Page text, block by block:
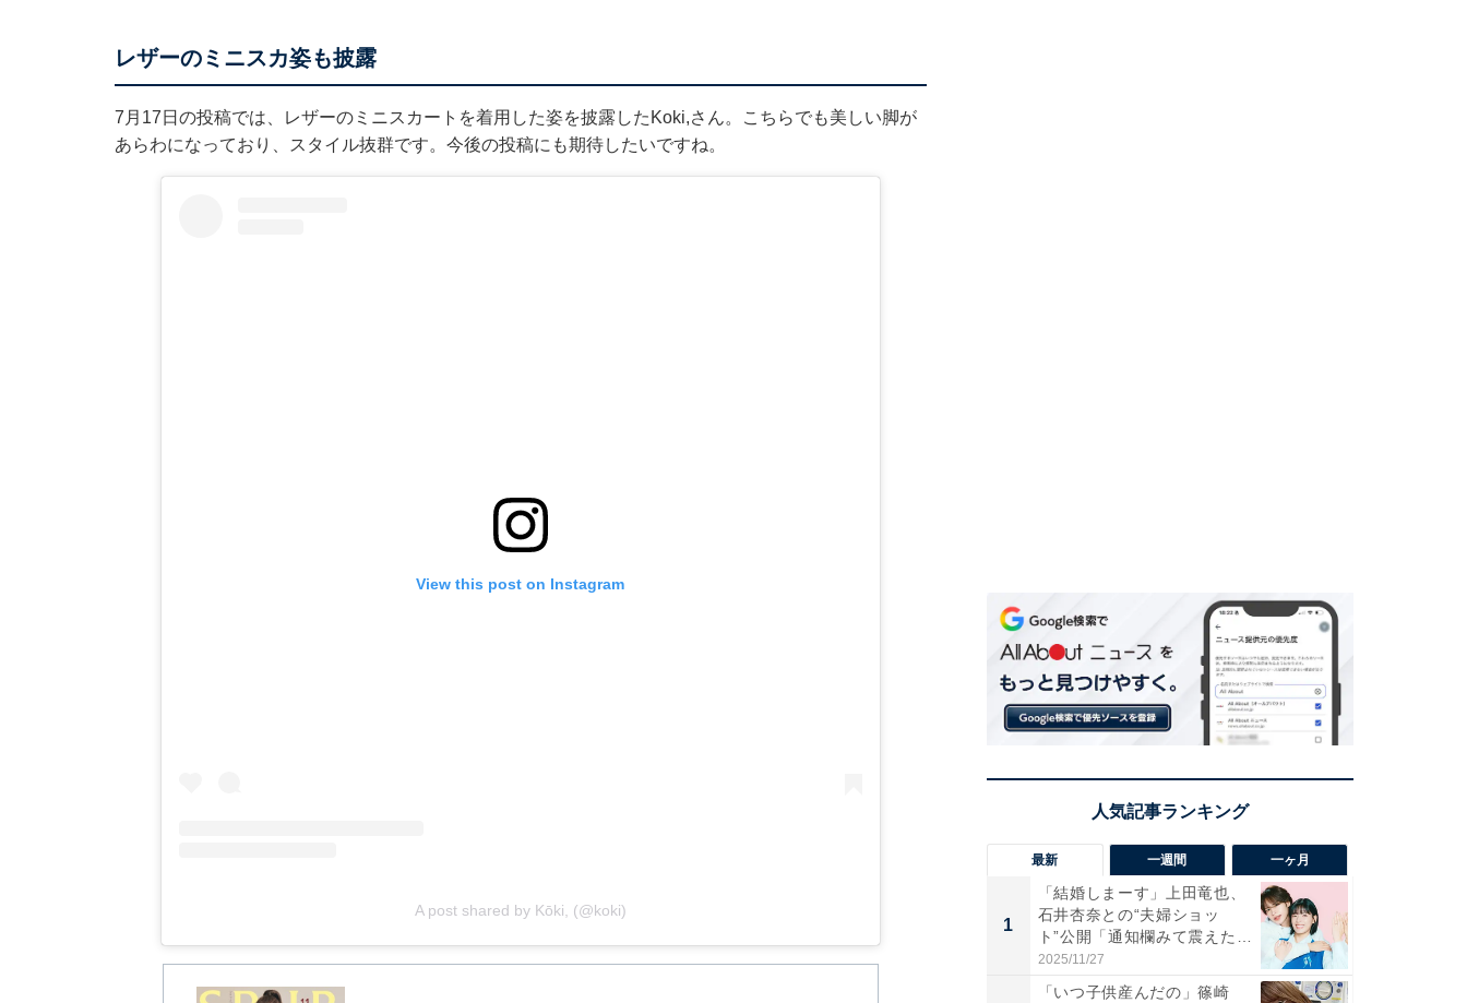
レザーのミニスカ姿も披露
7月17日の投稿では、レザーのミニスカートを着用した姿を披露したKoki,さん。こちらでも美しい脚が
あらわになっており、スタイル抜群です。今後の投稿にも期待したいですね。
View this post on Instagram
A post shared by Kōki, (@koki)
最新 一週間 一ヶ月
1
「結婚しまーす」上田竜也、
石井杏奈との“夫婦ショッ
ト”公開「通知欄みて震えた」
「...
2025/11/27
「いつ子供産んだの」篠崎